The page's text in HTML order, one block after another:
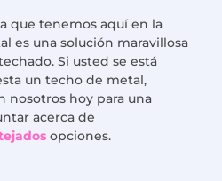
que tenemos aquí en la
es una solución maravillosa
Si usted se está
un techo de metal,
nosotros hoy para una
acerca de
opciones.